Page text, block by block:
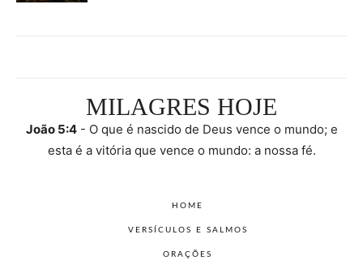
MILAGRES HOJE
João 5:4- O que é nascido de Deus vence o mundo; e
esta é a vitória que vence o mundo: a nossa fé.
HOME
VERSÍCULOS E SALMOS
ORAÇÕES